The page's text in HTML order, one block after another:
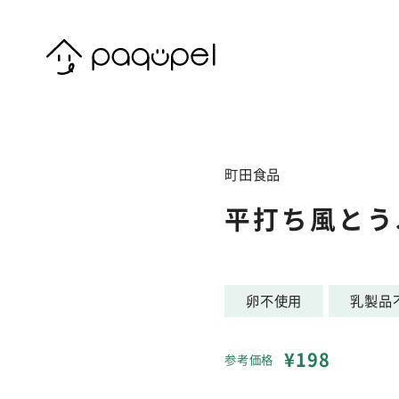
町田食品
平打ち風と
卵不使用 乳製品
参考価格 ¥198